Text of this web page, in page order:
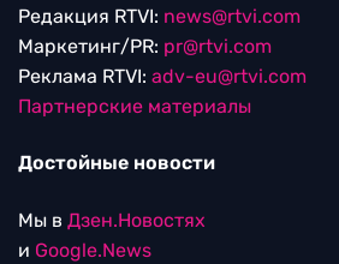
Редакция RTVI: news@rtvi.com
Маркетинг/PR: pr@rtvi.com
Реклама RTVI: adv-eu@rtvi.com
Партнерские материалы
Достойные новости
Мы в Дзен.Новостях
и Google.News